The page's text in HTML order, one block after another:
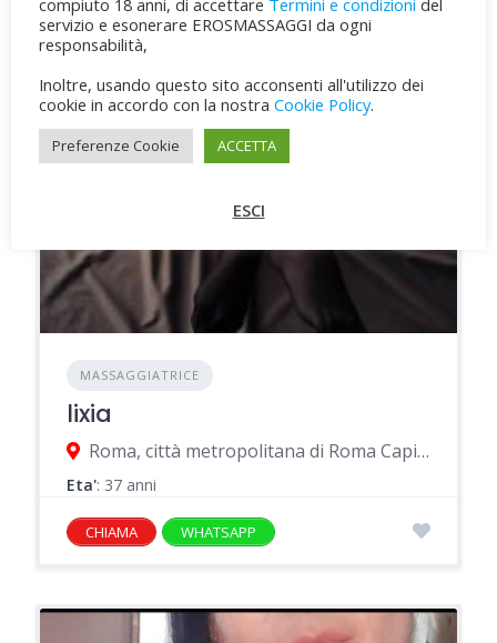
MASSAGGIATRICE
lixia
Roma, città metropolitana di Roma Capitale, Italia
Eta': 37 anni
CHIAMA WHATSAPP
compiuto 18 anni, di accettare Termini e condizioni del
servizio e esonerare EROSMASSAGGI da ogni
responsabilità,
Inoltre, usando questo sito acconsenti all'utilizzo dei
cookie in accordo con la nostra Cookie Policy.
Preferenze Cookie ACCETTA
ESCI